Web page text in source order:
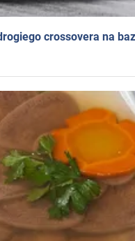
crossovera na